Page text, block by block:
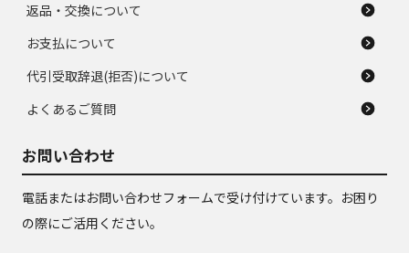
返品・交換について
お支払について
代引受取辞退(拒否)について
よくあるご質問
お問い合わせ
電話またはお問い合わせフォームで受け付けています。お困り
の際にご活用ください。